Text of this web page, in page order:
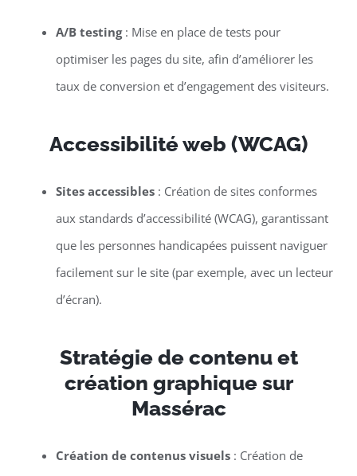
A/B testing: Mise en place de tests pour
optimiser les pages du site, afin d’améliorer les
taux de conversion et d’engagement des visiteurs.
Accessibilité web (WCAG)
Sites accessibles: Création de sites conformes
aux standards d’accessibilité (WCAG), garantissant
que les personnes handicapées puissent naviguer
facilement sur le site (par exemple, avec un lecteur
d’écran).
Stratégie de contenu et
création graphique sur
Massérac
Création de contenus visuels: Création de